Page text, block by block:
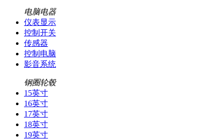
电脑电器
仪表显示
控制开关
传感器
控制电脑
影音系统
钢圈轮毂
15英寸
16英寸
17英寸
18英寸
19英寸